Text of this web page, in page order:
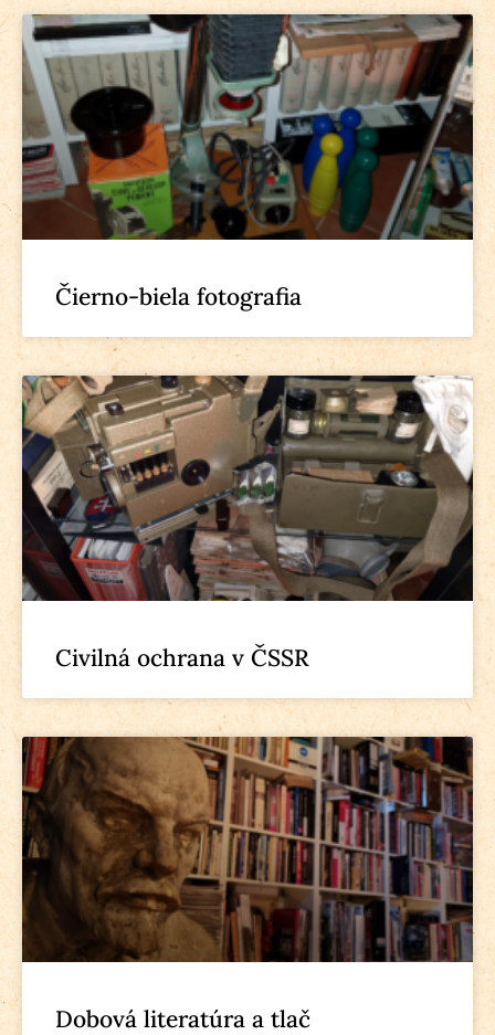
Čierno-biela fotografia
Civilná ochrana v ČSSR
Dobová literatúra a tlač